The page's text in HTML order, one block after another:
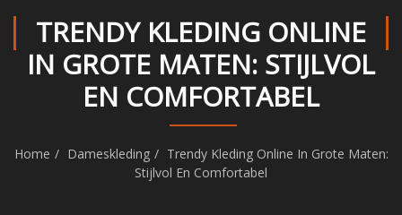
TRENDY KLEDING ONLINE
IN GROTE MATEN: STIJLVOL
EN COMFORTABEL
Home Dameskleding
Trendy Kleding Online In Grote Maten:
Stijlvol En Comfortabel